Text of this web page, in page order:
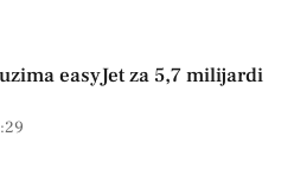
easyJet za 5,7 milijardi